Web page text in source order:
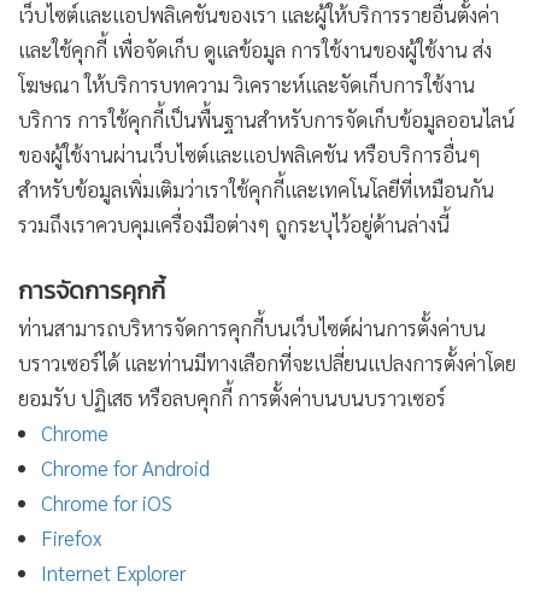
• ผู้เฒ่าเล่าเรื่อง
• ข่าวลึกปมลับ
• Exclusive Health
• ผู้จัดกวน
• น่าสนใจ
ข่าวอัพเดต
เศรษฐกิจ-ธุรกิจ
• สังคม-โซเชียล
เว็บไซต์และแอปพลิเคชันของเรา และผู้ให้บริการรายอื่นตั้งค่า
และใช้คุกกี้ เพื่อจัดเก็บ ดูแลข้อมูล การใช้งานของผู้ใช้งาน ส่ง
โฆษณา ให้บริการบทความ วิเคราะห์และจัดเก็บการใช้งาน
บริการ การใช้คุกกี้เป็นพื้นฐานสำหรับการจัดเก็บข้อมูลออนไลน์
ของผู้ใช้งานผ่านเว็บไซต์และแอปพลิเคชัน หรือบริการอื่นๆ
สำหรับข้อมูลเพิ่มเติมว่าเราใช้คุกกี้และเทคโนโลยีที่เหมือนกัน
รวมถึงเราควบคุมเครื่องมือต่างๆ ถูกระบุไว้อยู่ด้านล่างนี้
การจัดการคุกกี้
ท่านสามารถบริหารจัดการคุกกี้บนเว็บไซต์ผ่านการตั้งค่าบน
บราวเซอร์ได้ และท่านมีทางเลือกที่จะเปลี่ยนแปลงการตั้งค่าโดย
ยอมรับ ปฏิเสธ หรือลบคุกกี้ การตั้งค่าบนบนบราวเซอร์
Chrome
Chrome for Android
Chrome for iOS
Firefox
Internet Explorer